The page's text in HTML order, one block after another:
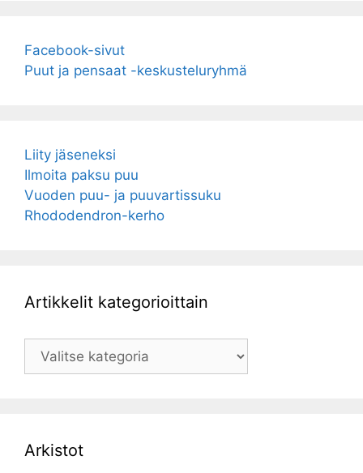
Facebook-sivut
Puut ja pensaat -keskusteluryhmä
Liity jäseneksi
Ilmoita paksu puu
Vuoden puu- ja puuvartissuku
Rhododendron-kerho
Artikkelit kategorioittain
Artikkelit
Arkistot